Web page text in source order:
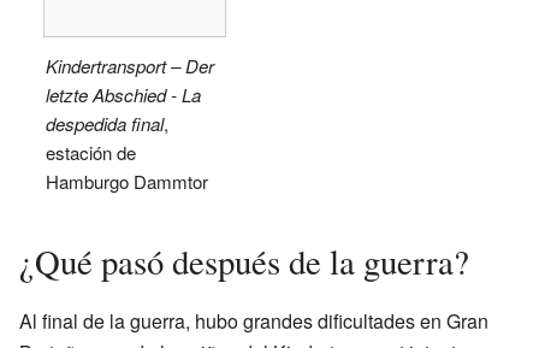
Kindertransport – Der
letzte Abschied - La
despedida final,
estación de
Hamburgo Dammtor
¿Qué pasó después de la guerra?
Al final de la guerra, hubo grandes dificultades en Gran